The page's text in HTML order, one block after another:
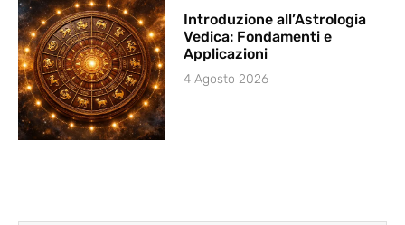
Introduzione all’Astrologia
Vedica: Fondamenti e
Applicazioni
4 Agosto 2026